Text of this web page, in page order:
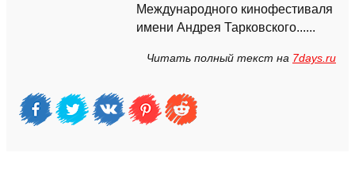
Международного кинофестиваля
имени Андрея Тарковского......
Читать полный текст на 7days.ru